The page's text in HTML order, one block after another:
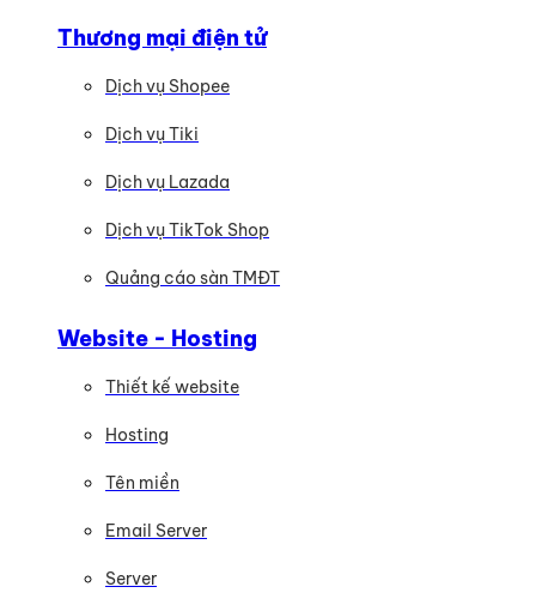
Thương mại điện tử
Dịch vụ Shopee
Dịch vụ Tiki
Dịch vụ Lazada
Dịch vụ TikTok Shop
Quảng cáo sàn TMĐT
Website - Hosting
Thiết kế website
Hosting
Tên miền
Email Server
Server